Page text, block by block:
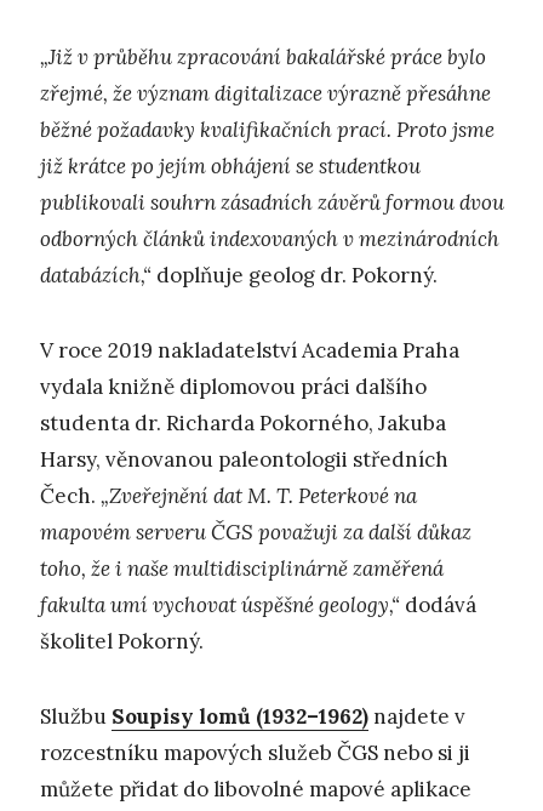
„Již v průběhu zpracování bakalářské práce bylo
zřejmé, že význam digitalizace výrazně přesáhne
běžné požadavky kvalifikačních prací. Proto jsme
již krátce po jejím obhájení se studentkou
publikovali souhrn zásadních závěrů formou dvou
odborných článků indexovaných v mezinárodních
databázích,“ doplňuje geolog dr. Pokorný.
V roce 2019 nakladatelství Academia Praha
vydala knižně diplomovou práci dalšího
studenta dr. Richarda Pokorného, Jakuba
Harsy, věnovanou paleontologii středních
Čech. „Zveřejnění dat M. T. Peterkové na
mapovém serveru ČGS považuji za další důkaz
toho, že i naše multidisciplinárně zaměřená
fakulta umí vychovat úspěšné geology,“ dodává
školitel Pokorný.
Službu Soupisy lomů (1932–1962)najdete v
rozcestníku mapových služeb ČGS nebo si ji
můžete přidat do libovolné mapové aplikace